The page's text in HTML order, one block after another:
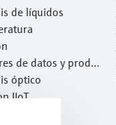
de líquidos
de datos y produ
sistema
óptico
IIoT